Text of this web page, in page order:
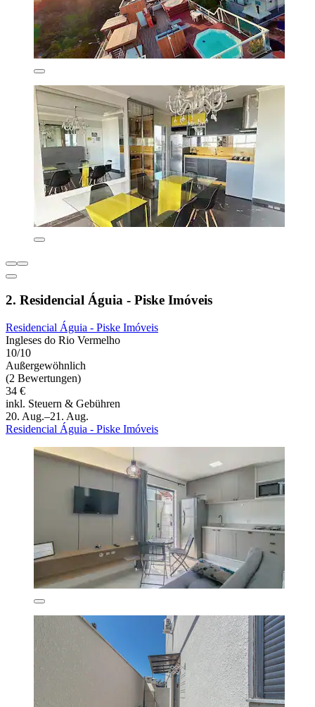
2. Residencial Águia - Piske Imóveis
Residencial Águia - Piske Imóveis
Ingleses do Rio Vermelho
10/10
Außergewöhnlich
(2 Bewertungen)
34 €
inkl. Steuern & Gebühren
20. Aug.–21. Aug.
Residencial Águia - Piske Imóveis